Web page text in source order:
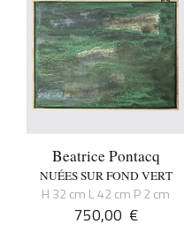
Beatrice Pontacq
NUÉES SUR FOND VERT
H 32 cm L 42 cm P 2 cm
750,00 €